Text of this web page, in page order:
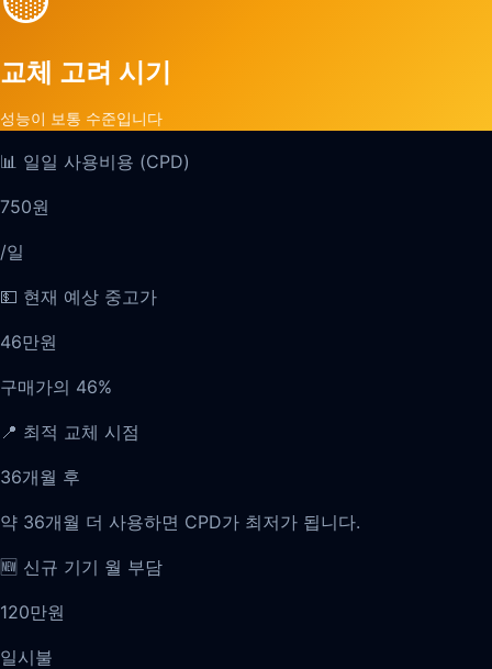
교체 고려 시기
성능이 보통 수준입니다
📊 일일 사용비용 (CPD)
750원
/일
💵 현재 예상 중고가
46만원
구매가의 46%
📍 최적 교체 시점
36개월 후
약 36개월 더 사용하면 CPD가 최저가 됩니다.
🆕 신규 기기 월 부담
120만원
일시불